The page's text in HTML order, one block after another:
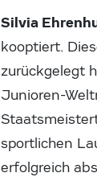
Silvia
kooptiert.
zurückgelegt
Junioren-
sportlichen
erfolgreich